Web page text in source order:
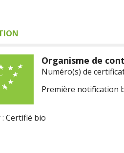
Organisme de
Numéro(s) de
Première notification
Certifié bio